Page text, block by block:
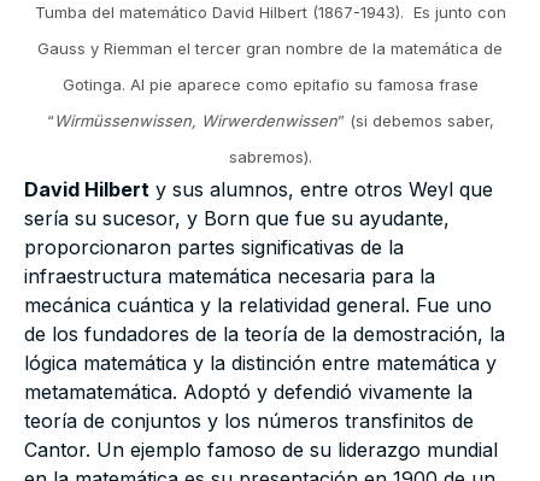
Tumba del matemático David Hilbert (1867-1943). Es junto con
Gauss y Riemman el tercer gran nombre de la matemática de
Gotinga. Al pie aparece como epitafio su famosa frase
“Wirmüssenwissen, Wirwerdenwissen” (si debemos saber,
sabremos).
David Hilbert y sus alumnos, entre otros Weyl que
sería su sucesor, y Born que fue su ayudante,
proporcionaron partes significativas de la
infraestructura matemática necesaria para la
mecánica cuántica y la relatividad general. Fue uno
de los fundadores de la teoría de la demostración, la
lógica matemática y la distinción entre matemática y
metamatemática. Adoptó y defendió vivamente la
teoría de conjuntos y los números transfinitos de
Cantor. Un ejemplo famoso de su liderazgo mundial